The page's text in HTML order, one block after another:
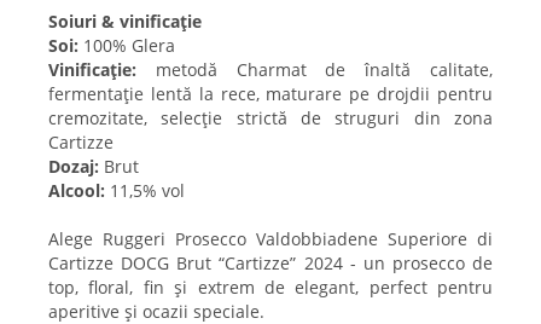
Soiuri & vinificație
Soi: 100% Glera
Vinificație: metodă Charmat de înaltă calitate,
fermentație lentă la rece, maturare pe drojdii pentru
cremozitate, selecție strictă de struguri din zona
Cartizze
Dozaj: Brut
Alcool: 11,5% vol
Alege Ruggeri Prosecco Valdobbiadene Superiore di
Cartizze DOCG Brut “Cartizze” 2024 - un prosecco de
top, floral, fin și extrem de elegant, perfect pentru
aperitive și ocazii speciale.